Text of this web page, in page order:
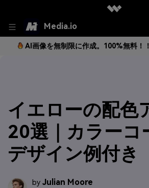
Media.io
AI画像を無制限に作成。100%無料！！
イエローの配色
20選｜カラーコ
デザイン例付き
by Julian Moore